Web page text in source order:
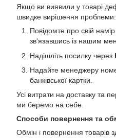
Якщо ви виявили у товарі
швидке вирішення проблеми:
Повідомте про свій
зв'язавшись із нашим
Надішліть посилку через
Надайте менеджеру
банківської картки.
Усі витрати на доставку та
ми беремо на себе.
Способи повернення та
Обмін і повернення товарів